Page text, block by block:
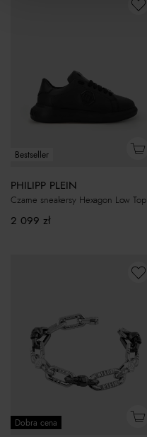
Bestseller
PHILIPP PLEIN
Czarne sneakersy Hexagon Low Top
2 099 zł
Dobra cena